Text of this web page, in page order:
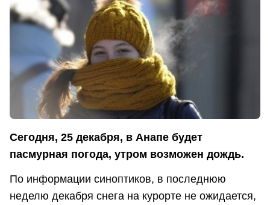
Сегодня, 25 декабря, в Анапе будет
пасмурная погода, утром возможен дождь.
По информации синоптиков, в последнюю
неделю декабря снега на курорте не ожидается,